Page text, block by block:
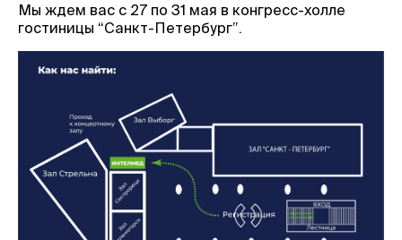
Мы ждем вас с 27 по 31 мая в конгресс-холле
гостиницы “Санкт-Петербург”.